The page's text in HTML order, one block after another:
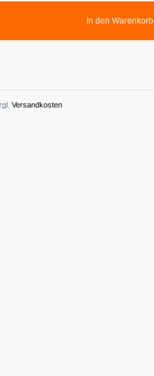
In den Warenkorb
Versandkosten